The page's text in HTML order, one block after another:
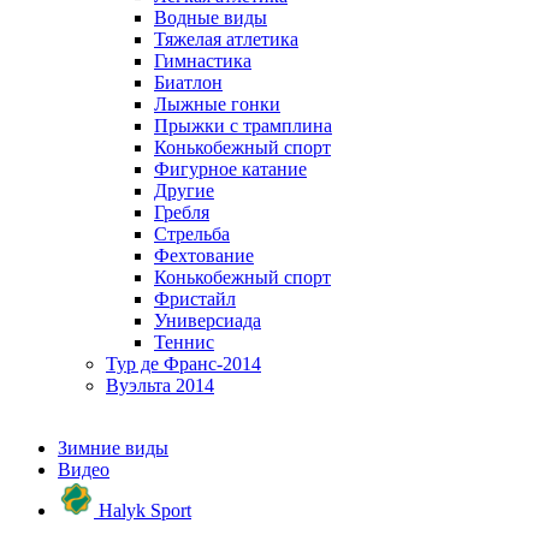
Водные виды
Тяжелая атлетика
Гимнастика
Биатлон
Лыжные гонки
Прыжки с трамплина
Конькобежный спорт
Фигурное катание
Другие
Гребля
Стрельба
Фехтование
Конькобежный спорт
Фристайл
Универсиада
Теннис
Тур де Франс-2014
Вуэльта 2014
Зимние виды
Видео
Halyk Sport